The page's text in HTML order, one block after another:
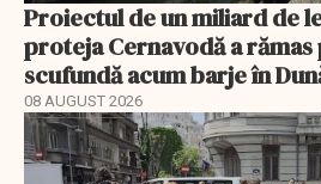
Proiectul de un miliard de
proteja Cernavodă a
scufundă acum barje în
08 AUGUST 2026